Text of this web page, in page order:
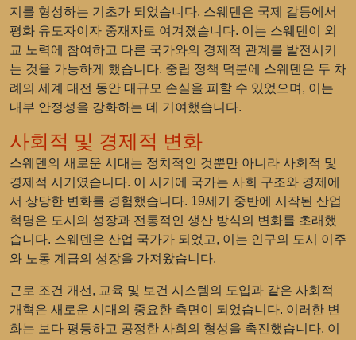
지를 형성하는 기초가 되었습니다. 스웨덴은 국제 갈등에서
평화 유도자이자 중재자로 여겨졌습니다. 이는 스웨덴이 외
교 노력에 참여하고 다른 국가와의 경제적 관계를 발전시키
는 것을 가능하게 했습니다. 중립 정책 덕분에 스웨덴은 두 차
례의 세계 대전 동안 대규모 손실을 피할 수 있었으며, 이는
내부 안정성을 강화하는 데 기여했습니다.
사회적 및 경제적 변화
스웨덴의 새로운 시대는 정치적인 것뿐만 아니라 사회적 및
경제적 시기였습니다. 이 시기에 국가는 사회 구조와 경제에
서 상당한 변화를 경험했습니다. 19세기 중반에 시작된 산업
혁명은 도시의 성장과 전통적인 생산 방식의 변화를 초래했
습니다. 스웨덴은 산업 국가가 되었고, 이는 인구의 도시 이주
와 노동 계급의 성장을 가져왔습니다.
근로 조건 개선, 교육 및 보건 시스템의 도입과 같은 사회적
개혁은 새로운 시대의 중요한 측면이 되었습니다. 이러한 변
화는 보다 평등하고 공정한 사회의 형성을 촉진했습니다. 이